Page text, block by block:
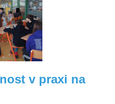
v praxi na